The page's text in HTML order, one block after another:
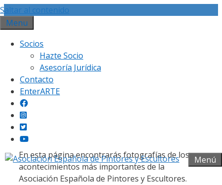
Saltar al contenido
Menu
Socios
Hazte Socio
Asesoría Jurídica
Contacto
EnterARTE
Menú
Galería fotográfica
En esta página encontrarás fotografías de los
acontecimientos más importantes de la
Asociación Española de Pintores y Escultores.